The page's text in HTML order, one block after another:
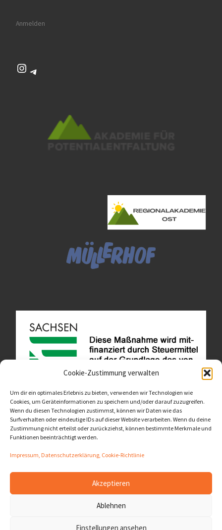
Cookie-Zustimmung verwalten
Um dir ein optimales Erlebnis zu bieten, verwenden wir Technologien wie
Cookies, um Geräteinformationen zu speichern und/oder darauf zuzugreifen.
Wenn du diesen Technologien zustimmst, können wir Daten wie das
Surfverhalten oder eindeutige IDs auf dieser Website verarbeiten. Wenn du deine
Zustimmung nicht erteilst oder zurückziehst, können bestimmte Merkmale und
Funktionen beeinträchtigt werden.
Impressum, Datenschutzerklärung, Cookie-Richtlinie
Akzeptieren
Ablehnen
Einstellungen ansehen
Anmelden
Instagram
Telegram
Diese Website ist als Teil des Projektes "Wachsen lassen
- Raum geben" entstanden.>>>
© 2026LernOrtVerbund– Alle Rechte vorbehalten
– Entworfen mit dem